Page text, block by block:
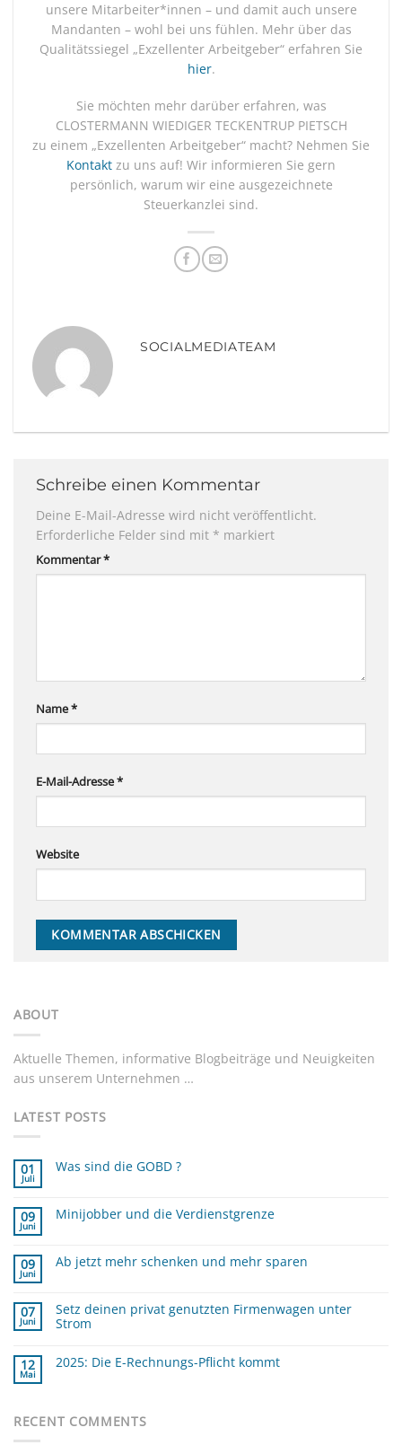
unsere Mitarbeiter*innen – und damit auch unsere
Mandanten – wohl bei uns fühlen. Mehr über das
Qualitätssiegel „Exzellenter Arbeitgeber“ erfahren Sie
hier.
Sie möchten mehr darüber erfahren, was
CLOSTERMANN WIEDIGER TECKENTRUP PIETSCH
zu einem „Exzellenten Arbeitgeber“ macht? Nehmen Sie
Kontakt zu uns auf! Wir informieren Sie gern
persönlich, warum wir eine ausgezeichnete
Steuerkanzlei sind.
SOCIALMEDIATEAM
Schreibe einen Kommentar
Deine E-Mail-Adresse wird nicht veröffentlicht.
Erforderliche Felder sind mit * markiert
Kommentar*
Name*
E-Mail-Adresse*
Website
ABOUT
Aktuelle Themen, informative Blogbeiträge und Neuigkeiten
aus unserem Unternehmen …
LATEST POSTS
01
Juli
Was sind die GOBD ?
Was
sind
09
Juni
Minijobber und die Verdienstgrenze
Minijobber
und
09
Juni
Ab jetzt mehr schenken und mehr sparen
Ab
jetzt
mehr
mehr
sparen
07
Juni
Setz deinen privat genutzten Firmenwagen unter
Strom
zu
Setz
unter
Strom
12
Mai
2025: Die E-Rechnungs-Pflicht kommt
Die
E-
RECENT COMMENTS